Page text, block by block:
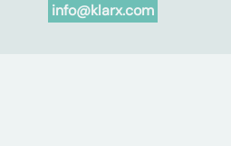
info@klarx.com